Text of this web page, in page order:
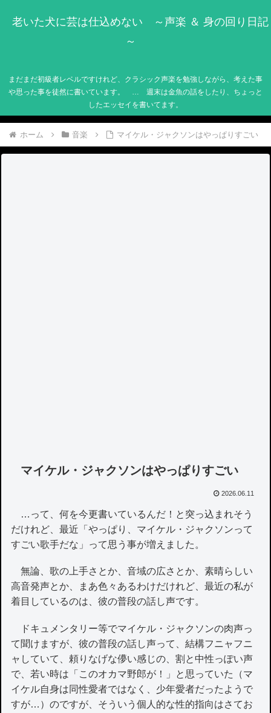
老いた犬に芸は仕込めない ～声楽 ＆ 身の回り日記
～
まだまだ初級者レベルですけれど、クラシック声楽を勉強しながら、考えた事
や思った事を徒然に書いています。 … 週末は金魚の話をしたり、ちょっと
したエッセイを書いてます。
ホーム 音楽 マイケル・ジャクソンはやっぱりすごい
マイケル・ジャクソンはやっぱりすごい
2026.06.11
…って、何を今更書いているんだ！と突っ込まれそう
だけれど、最近「やっぱり、マイケル・ジャクソンって
すごい歌手だな」って思う事が増えました。
無論、歌の上手さとか、音域の広さとか、素晴らしい
高音発声とか、まあ色々あるわけだけれど、最近の私が
着目しているのは、彼の普段の話し声です。
ドキュメンタリー等でマイケル・ジャクソンの肉声っ
て聞けますが、彼の普段の話し声って、結構フニャフニ
ャしていて、頼りなげな儚い感じの、割と中性っぽい声
で、若い時は「このオカマ野郎が！」と思っていた（マ
イケル自身は同性愛者ではなく、少年愛者だったようで
すが…）のですが、そういう個人的な性的指向はさてお